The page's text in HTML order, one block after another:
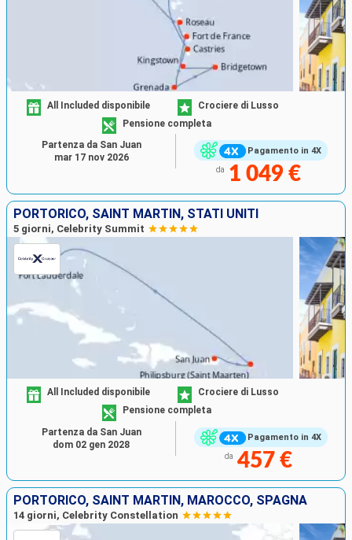
Pagamento in 4X
All Included disponibile
Crociere di Lusso
Pensione completa
da 1 049 €
Partenza da San Juan
mar 17 nov 2026
PORTORICO, SAINT MARTIN, STATI UNITI
5 giorni, Celebrity Summit
Pagamento in 4X
All Included disponibile
Crociere di Lusso
Pensione completa
da 457 €
Partenza da San Juan
dom 02 gen 2028
PORTORICO, SAINT MARTIN, MAROCCO, SPAGNA
14 giorni, Celebrity Constellation